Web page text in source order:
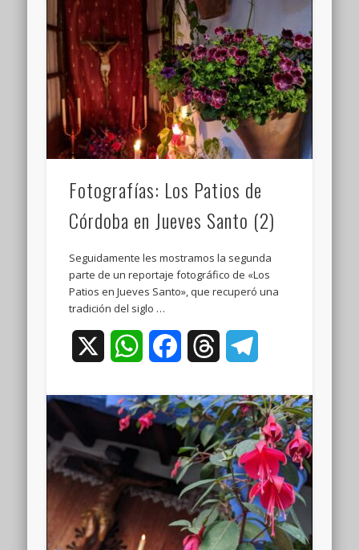
Fotografías: Los Patios de
Córdoba en Jueves Santo (2)
Seguidamente les mostramos la segunda
parte de un reportaje fotográfico de «Los
Patios en Jueves Santo», que recuperó una
tradición del siglo …
WhatsAppFacebookThreads